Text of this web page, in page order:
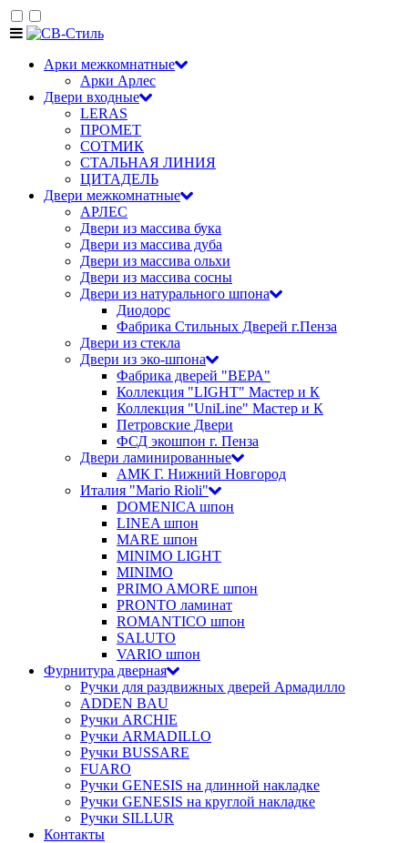
Арки межкомнатные
Арки Арлес
Двери входные
LERAS
ПРОМЕТ
СОТМИК
СТАЛЬНАЯ ЛИНИЯ
ЦИТАДЕЛЬ
Двери межкомнатные
АРЛЕС
Двери из массива бука
Двери из массива дуба
Двери из массива ольхи
Двери из массива сосны
Двери из натурального шпона
Диодорс
Фабрика Стильных Дверей г.Пенза
Двери из стекла
Двери из эко-шпона
Фабрика дверей "ВЕРА"
Коллекция "LIGHT" Мастер и К
Коллекция "UniLine" Мастер и К
Петровские Двери
ФСД экошпон г. Пенза
Двери ламинированные
АМК Г. Нижний Новгород
Италия "Mario Rioli"
DOMENICA шпон
LINEA шпон
MARE шпон
MINIMO LIGHT
MINIMO
PRIMO AMORE шпон
PRONTO ламинат
ROMANTICO шпон
SALUTO
VARIO шпон
Фурнитура дверная
Ручки для раздвижных дверей Армадилло
ADDEN BAU
Ручки ARCHIE
Ручки ARMADILLO
Ручки BUSSARE
FUARO
Ручки GENESIS на длинной накладке
Ручки GENESIS на круглой накладке
Ручки SILLUR
Контакты